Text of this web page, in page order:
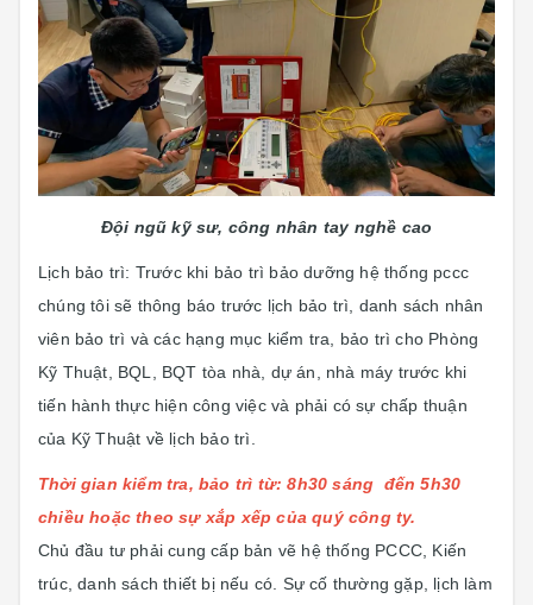
Đội ngũ kỹ sư, công nhân tay nghề cao
Lịch bảo trì: Trước khi bảo trì bảo dưỡng hệ thống pccc
chúng tôi sẽ thông báo trước lịch bảo trì, danh sách nhân
viên bảo trì và các hạng mục kiểm tra, bảo trì cho Phòng
Kỹ Thuật, BQL, BQT tòa nhà, dự án, nhà máy trước khi
tiến hành thực hiện công việc và phải có sự chấp thuận
của Kỹ Thuật về lịch bảo trì.
Thời gian kiểm tra, bảo trì từ: 8h30 sáng đến 5h30
chiều hoặc theo sự xắp xếp của quý công ty.
Chủ đầu tư phải cung cấp bản vẽ hệ thống PCCC, Kiến
trúc, danh sách thiết bị nếu có. Sự cố thường gặp, lịch làm